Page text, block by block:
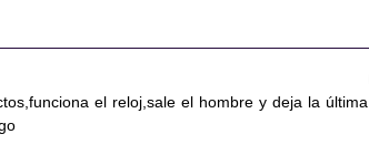
el reloj,sale el hombre y deja la última